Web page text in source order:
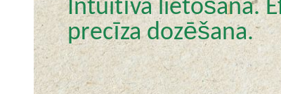
precīza dozēšana.